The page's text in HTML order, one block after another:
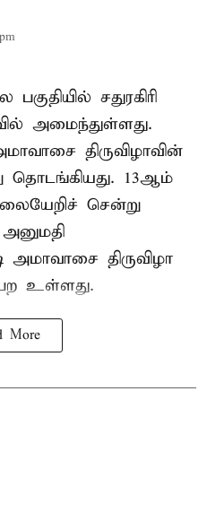
சதுரகிரி
அமைந்துள்ளது.
திருவிழாவின்
தொடங்கியது. 13ஆம்
சென்று
திருவிழா
உள்ளது.
More